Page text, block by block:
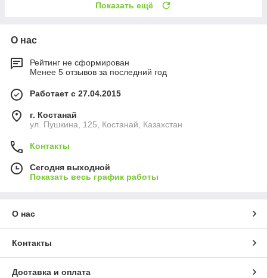
Показать ещё
О нас
Рейтинг не сформирован
Менее 5 отзывов за последний год
Работает с 27.04.2015
г. Костанай
ул. Пушкина, 125, Костанай, Казахстан
Контакты
Сегодня выходной
Показать весь график работы
О нас
Контакты
Доставка и оплата